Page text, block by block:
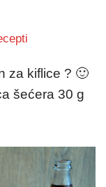
za kiflice ? 🙂
šećera 30 g